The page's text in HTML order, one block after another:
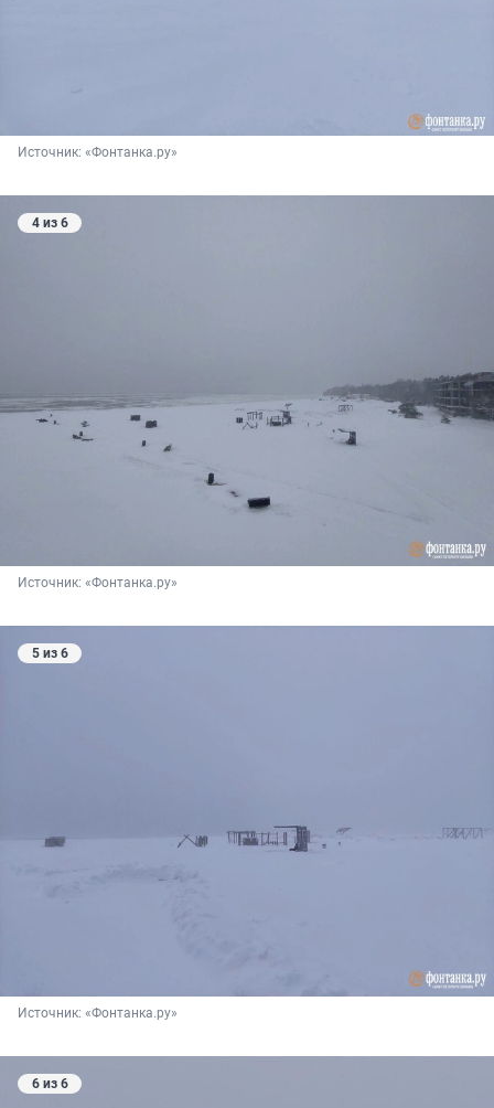
Источник: «Фонтанка.ру»
4 из 6
Источник: «Фонтанка.ру»
5 из 6
Источник: «Фонтанка.ру»
6 из 6